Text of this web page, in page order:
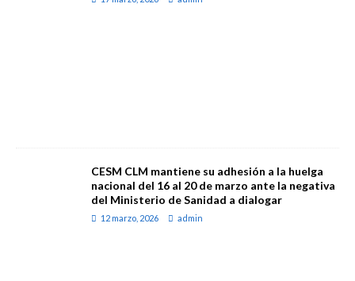
CESM CLM mantiene su adhesión a la huelga
nacional del 16 al 20 de marzo ante la negativa
del Ministerio de Sanidad a dialogar
12 marzo, 2026 admin